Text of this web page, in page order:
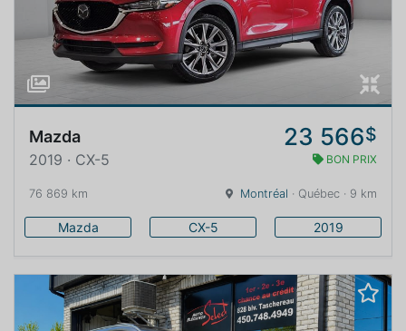
Mazda 23 566$
2019 · CX-5 BON PRIX
76 869 km Montréal · Québec · 9 km
Mazda CX-5 2019